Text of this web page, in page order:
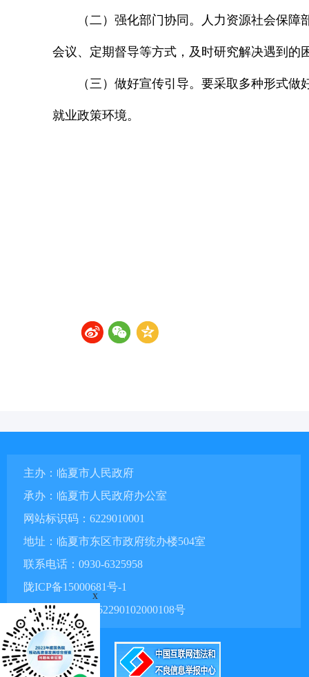
（二）强化部门协同。人力资源社会保
会议、定期督导等方式，及时研究解决遇到的
（三）做好宣传引导。要采取多种形式
就业政策环境。
主办：临夏市人民政府
承办：临夏市人民政府办公室
网站标识码：6229010001
地址：临夏市东区市政府统办楼504室
联系电话：0930-6325958
陇ICP备15000681号-1
甘公网安备 62290102000108号
x